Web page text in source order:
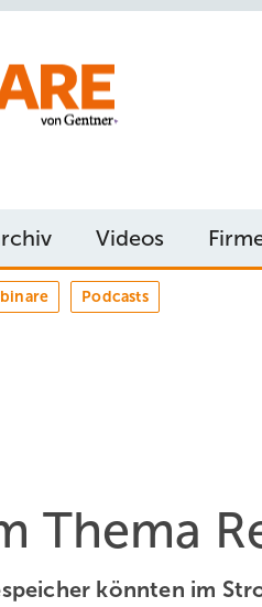
Videos
Podcasts
Thema
könnten im